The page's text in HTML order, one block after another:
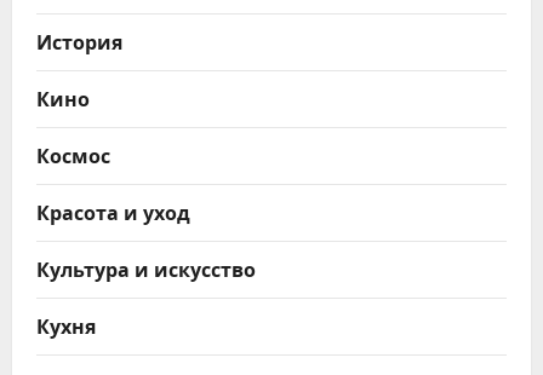
История
Кино
Космос
Красота и уход
Культура и искусство
Кухня